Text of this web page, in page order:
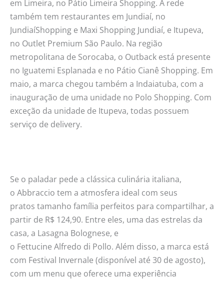
em Limeira, no Pátio Limeira Shopping. A rede
também tem restaurantes em Jundiaí, no
JundiaíShopping e Maxi Shopping Jundiaí, e Itupeva,
no Outlet Premium São Paulo. Na região
metropolitana de Sorocaba, o Outback está presente
no Iguatemi Esplanada e no Pátio Cianê Shopping. Em
maio, a marca chegou também a Indaiatuba, com a
inauguração de uma unidade no Polo Shopping. Com
exceção da unidade de Itupeva, todas possuem
serviço de delivery.
Se o paladar pede a clássica culinária italiana,
o Abbraccio tem a atmosfera ideal com seus
pratos tamanho família perfeitos para compartilhar, a
partir de R$ 124,90. Entre eles, uma das estrelas da
casa, a Lasagna Bolognese, e
o Fettucine Alfredo di Pollo. Além disso, a marca está
com Festival Invernale (disponível até 30 de agosto),
com um menu que oferece uma experiência